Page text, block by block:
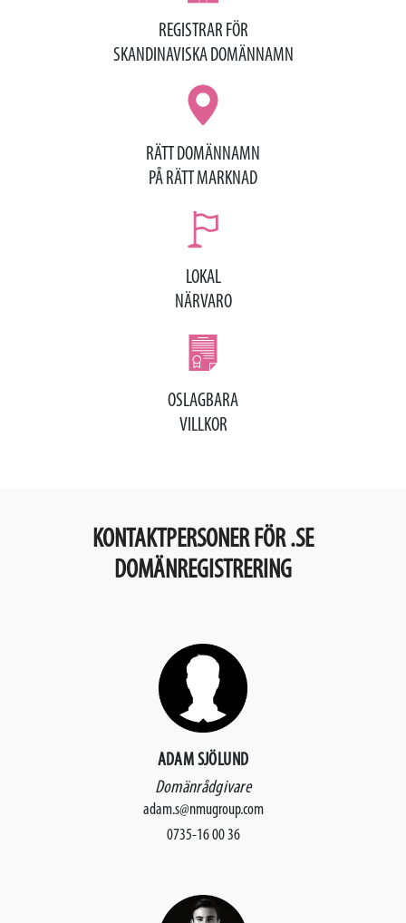
REGISTRAR FÖR
SKANDINAVISKA DOMÄNNAMN
RÄTT DOMÄNNAMN
PÅ RÄTT MARKNAD
LOKAL
NÄRVARO
OSLAGBARA
VILLKOR
KONTAKTPERSONER FÖR .SE
DOMÄNREGISTRERING
ADAM SJÖLUND
Domänrådgivare
adam.s@nmugroup.com
0735-16 00 36